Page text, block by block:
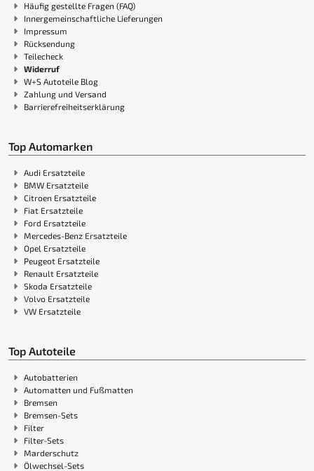
Häufig gestellte Fragen (FAQ)
Innergemeinschaftliche Lieferungen
Impressum
Rücksendung
Teilecheck
Widerruf
W+S Autoteile Blog
Zahlung und Versand
Barrierefreiheitserklärung
Top Automarken
Audi Ersatzteile
BMW Ersatzteile
Citroen Ersatzteile
Fiat Ersatzteile
Ford Ersatzteile
Mercedes-Benz Ersatzteile
Opel Ersatzteile
Peugeot Ersatzteile
Renault Ersatzteile
Skoda Ersatzteile
Volvo Ersatzteile
VW Ersatzteile
Top Autoteile
Autobatterien
Automatten und Fußmatten
Bremsen
Bremsen-Sets
Filter
Filter-Sets
Marderschutz
Ölwechsel-Sets